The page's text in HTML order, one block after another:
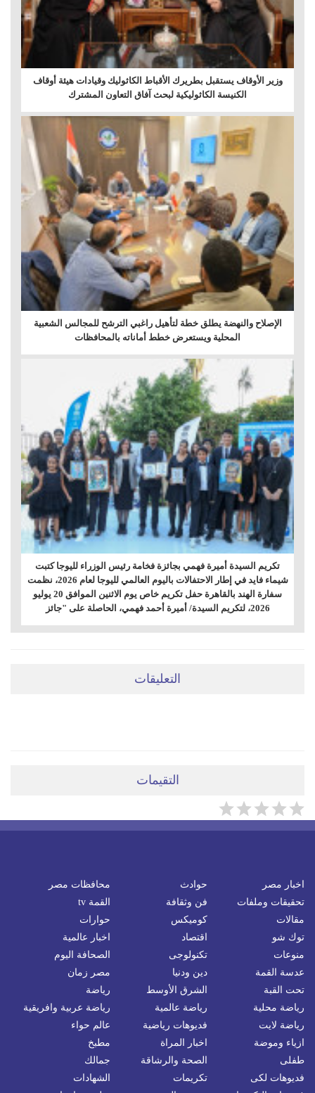
وزير الأوقاف يستقبل بطريرك الأقباط الكاثوليك وقيادات هيئة أوقاف
الكنيسة الكاثوليكية لبحث آفاق التعاون المشترك
الإصلاح والنهضة يطلق خطة لتأهيل راغبي الترشح للمجالس الشعبية
المحلية ويستعرض خطط أماناته بالمحافظات
تكريم السيدة أميرة فهمي بجائزة فخامة رئيس الوزراء لليوجا كتبت
شيماء فايد في إطار الاحتفالات باليوم العالمي لليوجا لعام 2026، نظمت
سفارة الهند بالقاهرة حفل تكريم خاص يوم الاثنين الموافق 20 يوليو
2026، لتكريم السيدة/ أميرة أحمد فهمي، الحاصلة على "جائز
التعليقات
التقيمات
اخبار مصر حوادث
محافظات مصر
تحقيقات وملفات
فن وثقافة
القمة tv
مقالات
كوميكس
حوارات
توك شو
اقتصاد
اخبار عالمية
منوعات
تكنولوجى
الصحافة اليوم
عدسة القمة
دين ودنيا
مصر زمان
تحت القبة
الشرق الأوسط
رياضة
رياضة محلية
رياضة عالمية
رياضة عربية وافريقية
رياضة لايت
فديوهات رياضية
عالم حواء
ازياء وموضة
اخبار المراة
مطبخ
طفلى
الصحة والرشاقة
جمالك
فديوهات لكى
تكريمات
الشهادات